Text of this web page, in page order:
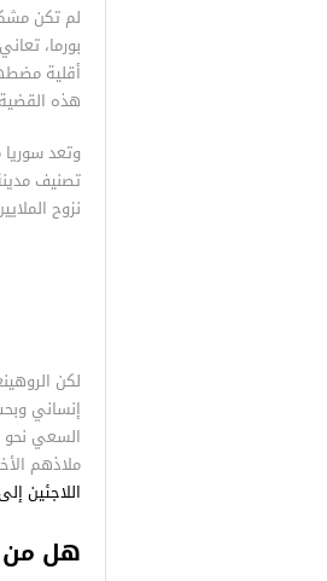
لم تكن
بورما،
أقلية
هذه
وتعد سوريا
تصنيف
نزوح
لكن
إنساني
السعي نحو
ملاذهم
اللاجئين
هل من